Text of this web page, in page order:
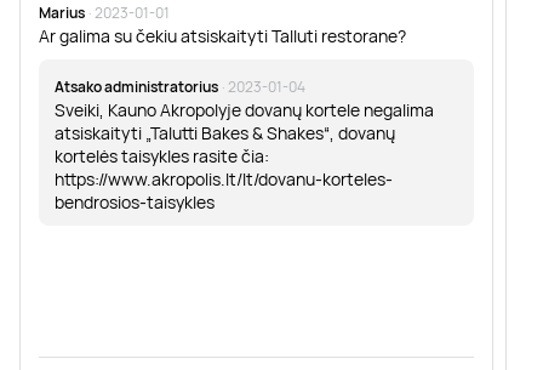
Marius · 2023-01-01
Ar galima su čekiu atsiskaityti Talluti restorane?
Atsako administratorius · 2023-01-04
Sveiki, Kauno Akropolyje dovanų kortele negalima
atsiskaityti „Talutti Bakes & Shakes“, dovanų
kortelės taisykles rasite čia:
https://www.akropolis.lt/lt/dovanu-korteles-
bendrosios-taisykles